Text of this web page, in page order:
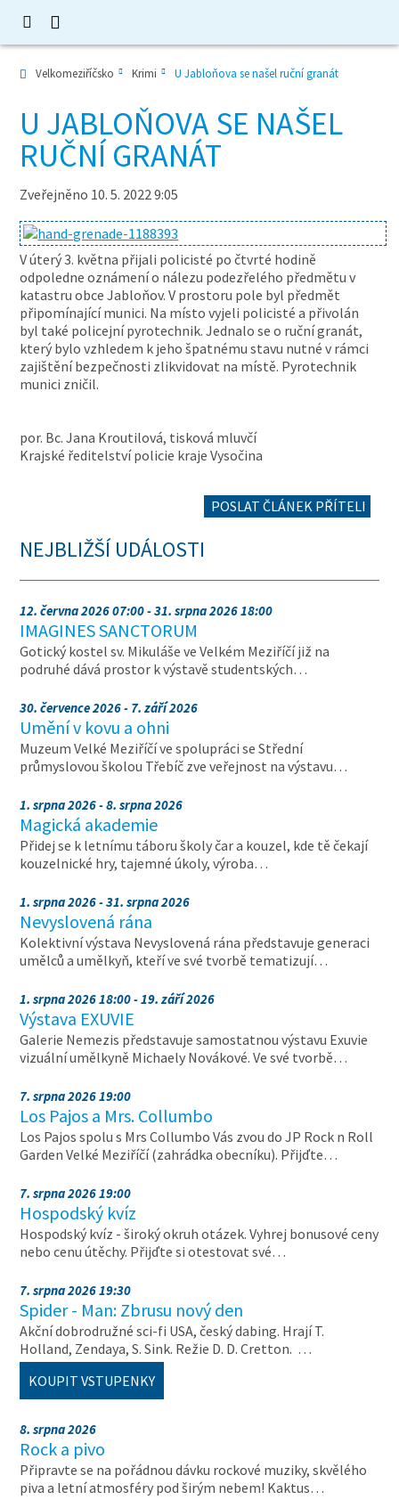
Velkomeziříčsko Krimi U Jabloňova se našel ruční granát
U JABLOŇOVA SE NAŠEL
RUČNÍ GRANÁT
Zveřejněno 10. 5. 2022 9:05
V úterý 3. května přijali policisté po čtvrté hodině
odpoledne oznámení o nálezu podezřelého předmětu v
katastru obce Jabloňov. V prostoru pole byl předmět
připomínající munici. Na místo vyjeli policisté a přivolán
byl také policejní pyrotechnik. Jednalo se o ruční granát,
který bylo vzhledem k jeho špatnému stavu nutné v rámci
zajištění bezpečnosti zlikvidovat na místě. Pyrotechnik
munici zničil.
por. Bc. Jana Kroutilová, tisková mluvčí
Krajské ředitelství policie kraje Vysočina
POSLAT ČLÁNEK PŘÍTELI
NEJBLIŽŠÍ UDÁLOSTI
12. června 2026 07:00 - 31. srpna 2026 18:00
IMAGINES SANCTORUM
Gotický kostel sv. Mikuláše ve Velkém Meziříčí již na
podruhé dává prostor k výstavě studentských…
30. července 2026 - 7. září 2026
Umění v kovu a ohni
Muzeum Velké Meziříčí ve spolupráci se Střední
průmyslovou školou Třebíč zve veřejnost na výstavu…
1. srpna 2026 - 8. srpna 2026
Magická akademie
Přidej se k letnímu táboru školy čar a kouzel, kde tě čekají
kouzelnické hry, tajemné úkoly, výroba…
1. srpna 2026 - 31. srpna 2026
Nevyslovená rána
Kolektivní výstava Nevyslovená rána představuje generaci
umělců a umělkyň, kteří ve své tvorbě tematizují…
1. srpna 2026 18:00 - 19. září 2026
Výstava EXUVIE
Galerie Nemezis představuje samostatnou výstavu Exuvie
vizuální umělkyně Michaely Novákové. Ve své tvorbě…
7. srpna 2026 19:00
Los Pajos a Mrs. Collumbo
Los Pajos spolu s Mrs Collumbo Vás zvou do JP Rock n Roll
Garden Velké Meziříčí (zahrádka obecníku). Přijďte…
7. srpna 2026 19:00
Hospodský kvíz
Hospodský kvíz - široký okruh otázek. Vyhrej bonusové ceny
nebo cenu útěchy. Přijďte si otestovat své…
7. srpna 2026 19:30
Spider - Man: Zbrusu nový den
Akční dobrodružné sci-fi USA, český dabing. Hrají T.
Holland, Zendaya, S. Sink. Režie D. D. Cretton. …
KOUPIT VSTUPENKY
8. srpna 2026
Rock a pivo
Připravte se na pořádnou dávku rockové muziky, skvělého
piva a letní atmosféry pod širým nebem! Kaktus…